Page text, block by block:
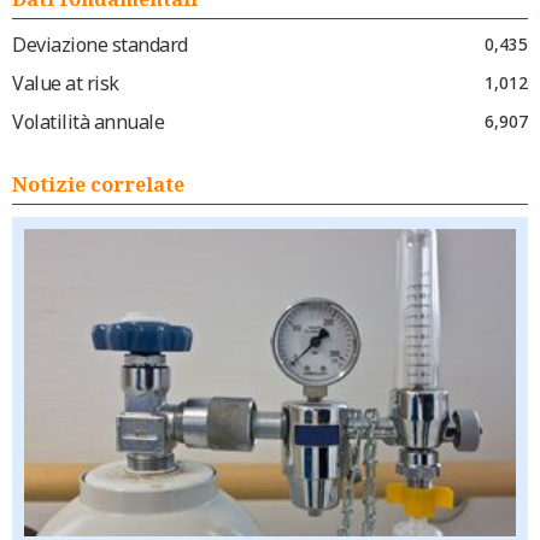
Deviazione standard
0,435
Value at risk 1,012
Volatilità annuale 6,907
Notizie correlate